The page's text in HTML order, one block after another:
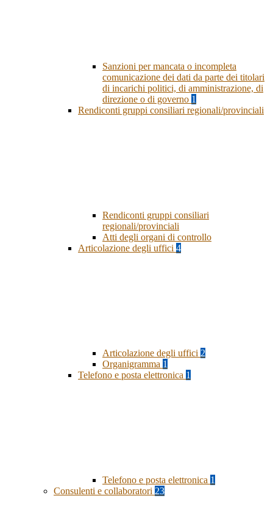
Sanzioni per mancata o incompleta
comunicazione dei dati da parte dei titolari
di incarichi politici, di amministrazione, di
direzione o di governo 1
Rendiconti gruppi consiliari regionali/provinciali
Rendiconti gruppi consiliari
regionali/provinciali
Atti degli organi di controllo
Articolazione degli uffici 4
Articolazione degli uffici 2
Organigramma 1
Telefono e posta elettronica 1
Telefono e posta elettronica 1
Consulenti e collaboratori 23